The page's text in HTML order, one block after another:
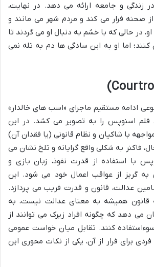
در زندگی و جامعه ارائه می دهد. در نهایت،
صحنه فرار می کند و مردم شهر می مانند و
در حالی که با خشم به دنبال او می گردند تا
اما او به این سادگی ها دم به تله نمی
ادامه مستقیم ماجرای «اسب های خالدار»
فلم اسنوپس را به تصویر می کشد. در این
با شاکیان و نظام قانونی (یا فقدان آن)
فاکنر به شکلی واقع گرایانه و تلخ نشان می
با استفاده از قدرت نفوذ، زبان بازی و
به گریز از عواقب اعمال خود می شود. این
عدالت، قانون و قدرت فریب می پردازد.
قانون همیشه به معنای عدالت نیست، به
دهد که چگونه افراد زیرک می توانند از
کنند. تقابل میان خواست عمومی
فردی برای فرار از آن، یکی از نکات محوری این